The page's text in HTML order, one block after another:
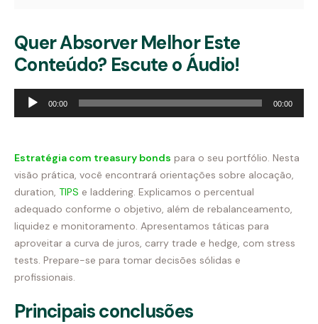
Quer Absorver Melhor Este
Conteúdo? Escute o Áudio!
Tocador
00:00 00:00
Estratégia com treasury bonds para o seu portfólio. Nesta
visão prática, você encontrará orientações sobre alocação,
duration, TIPS e laddering. Explicamos o percentual
adequado conforme o objetivo, além de rebalanceamento,
liquidez e monitoramento. Apresentamos táticas para
aproveitar a curva de juros, carry trade e hedge, com stress
tests. Prepare-se para tomar decisões sólidas e
profissionais.
Principais conclusões